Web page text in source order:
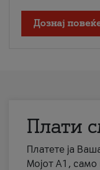
Дознај
Плати
Платете ја
Мојот А1, само